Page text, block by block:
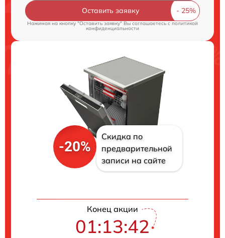
Оставить заявку
Нажимая на кнопку "Оставить заявку" Вы соглашаетесь cполитикой
конфиденциальности
-20%
Скидка по
предварительной
записи на сайте
Конец акции
01:13:41